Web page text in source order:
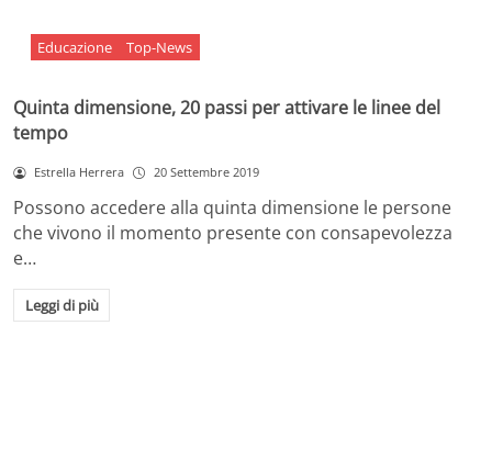
Educazione Top-News
Quinta dimensione, 20 passi per attivare le linee del
tempo
Estrella Herrera 20 Settembre 2019
Possono accedere alla quinta dimensione le persone
che vivono il momento presente con consapevolezza
e…
Leggi di più